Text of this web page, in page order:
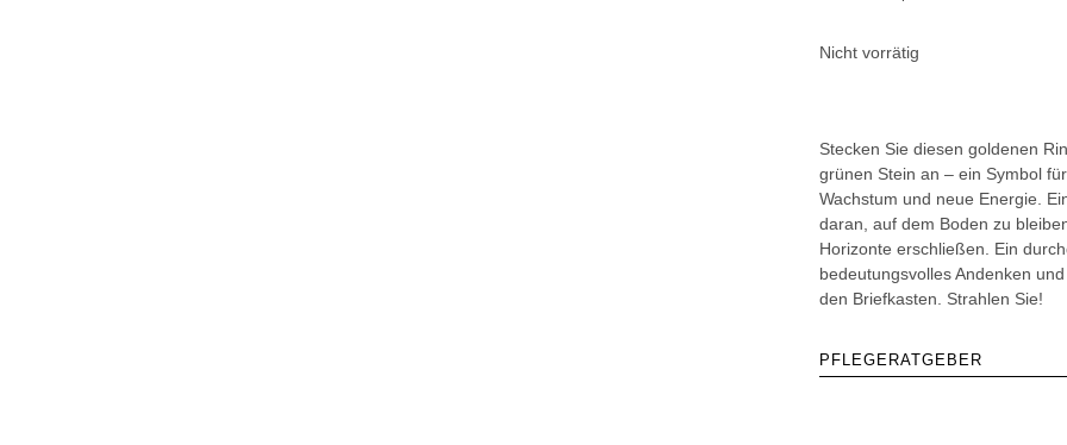
Nicht vorrätig
Stecken Sie diesen goldenen
grünen Stein an – ein Symbol
Wachstum und neue Energie.
daran, auf dem Boden zu
Horizonte erschließen. Ein
bedeutungsvolles Andenken
den Briefkasten. Strahlen Sie!
PFLEGERATGEBER